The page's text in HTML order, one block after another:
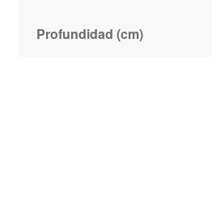
Profundidad (cm)